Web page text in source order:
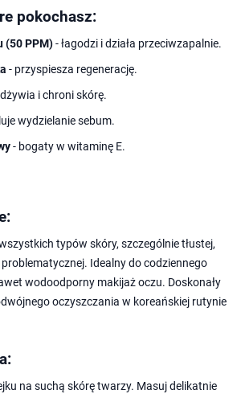
pokochasz:
(50 PPM)- łagodzi i działa przeciwzapalnie.
- przyspiesza regenerację.
i chroni skórę.
wydzielanie sebum.
- bogaty w witaminę E.
typów skóry, szczególnie tłustej,
Idealny do codziennego
wodoodporny makijaż oczu. Doskonały
oczyszczania w koreańskiej rutynie
na suchą skórę twarzy. Masuj delikatnie